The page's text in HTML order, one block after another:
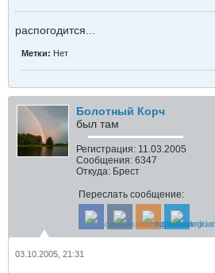
распогодится...
Метки: Нет
Болотный Корч
был там
Регистрация: 11.03.2005
Сообщения: 6347
Откуда: Брест
Переслать сообщение:
03.10.2005, 21:31